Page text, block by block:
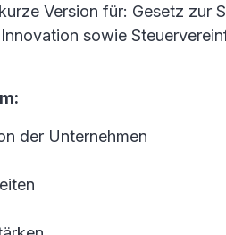
Version für: Gesetz zur
sowie
der Unternehmen